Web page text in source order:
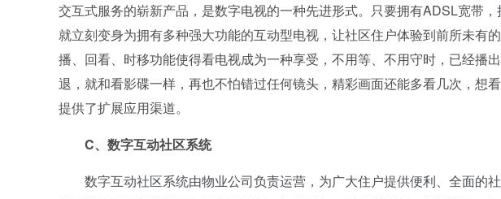
交互式服务的崭新产品，是数字电视的一种先进形式。只要拥有ADSL宽带
就立刻变身为拥有多种强大功能的互动型电视，让社区住户体验到前所未有
播、回看、时移功能使得看电视成为一种享受，不用等、不用守时，已经播
退，就和看影碟一样，再也不怕错过任何镜头，精彩画面还能多看几次，想
提供了扩展应用渠道。
C、数字互动社区系统
数字互动社区系统由物业公司负责运营，为广大住户提供便利、全面的